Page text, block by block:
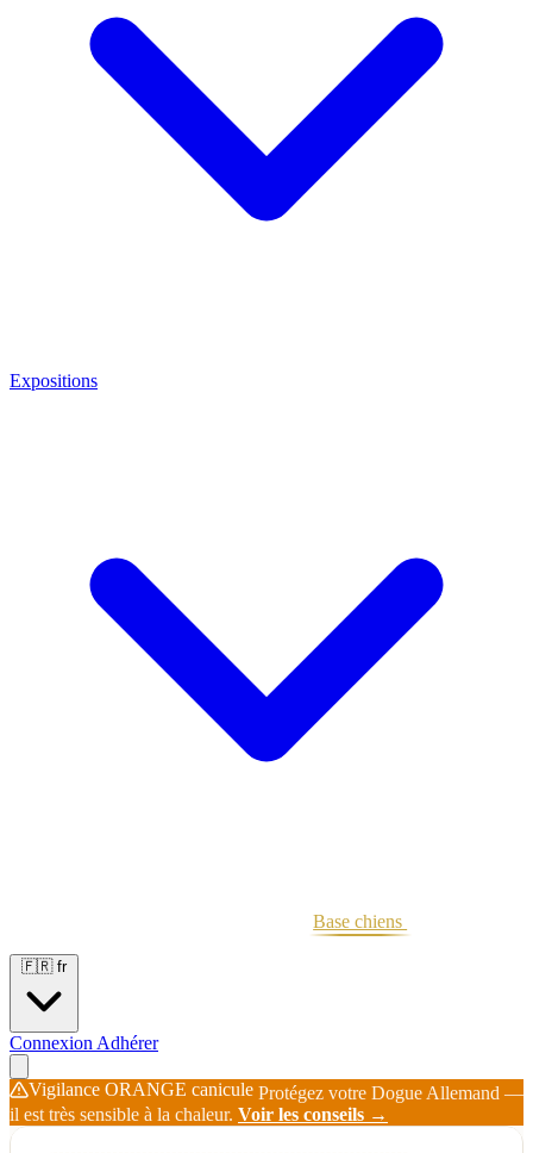
Expositions
Base chiens
🇫🇷 fr
Connexion Adhérer
Vigilance ORANGE canicule Protégez votre Dogue Allemand —
il est très sensible à la chaleur. Voir les conseils →